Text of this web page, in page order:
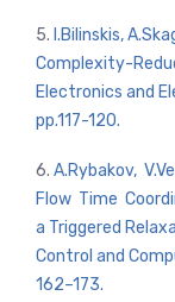
5. I.Bilinskis,
Complexity-
Electronics and
pp.117-120.
6. A.Rybakov,
Flow Time
a Triggered
Control and
162–173.